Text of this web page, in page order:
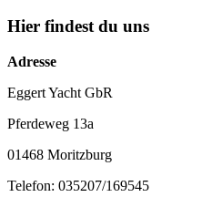
Hier findest du uns
Adresse
Eggert Yacht GbR
Pferdeweg 13a
01468 Moritzburg
Telefon: 035207/169545